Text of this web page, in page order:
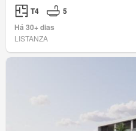
T4
5
Há 30+ dias
LISTANZA